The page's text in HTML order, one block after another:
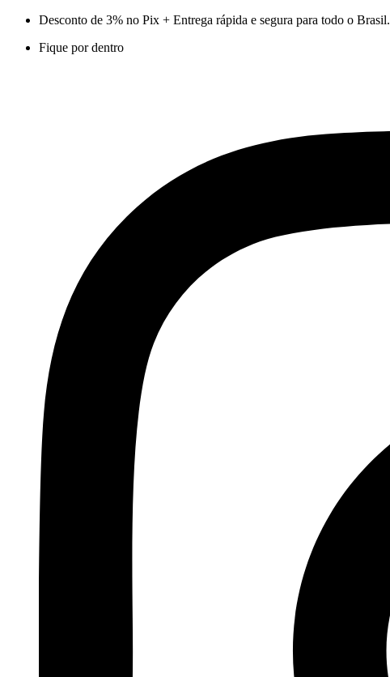
Desconto de 3% no Pix + Entrega rápida e segura para todo o Brasil.
Fique por dentro